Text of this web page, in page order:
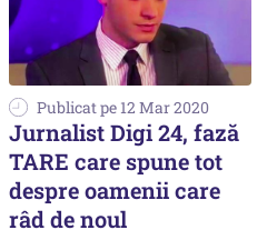
Publicat pe 12 Mar 2020
Jurnalist Digi 24, fază
TARE care spune tot
despre oamenii care
râd de noul